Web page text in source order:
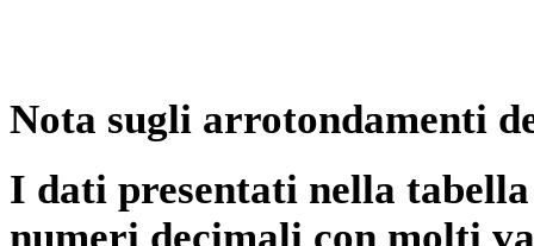
Nota sugli arrotondamenti
I dati presentati nella